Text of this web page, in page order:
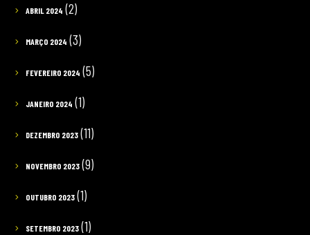
ABRIL 2024 (2)
MARÇO 2024 (3)
FEVEREIRO 2024 (5)
JANEIRO 2024 (1)
DEZEMBRO 2023(11)
NOVEMBRO 2023(9)
OUTUBRO 2023(1)
SETEMBRO 2023(1)